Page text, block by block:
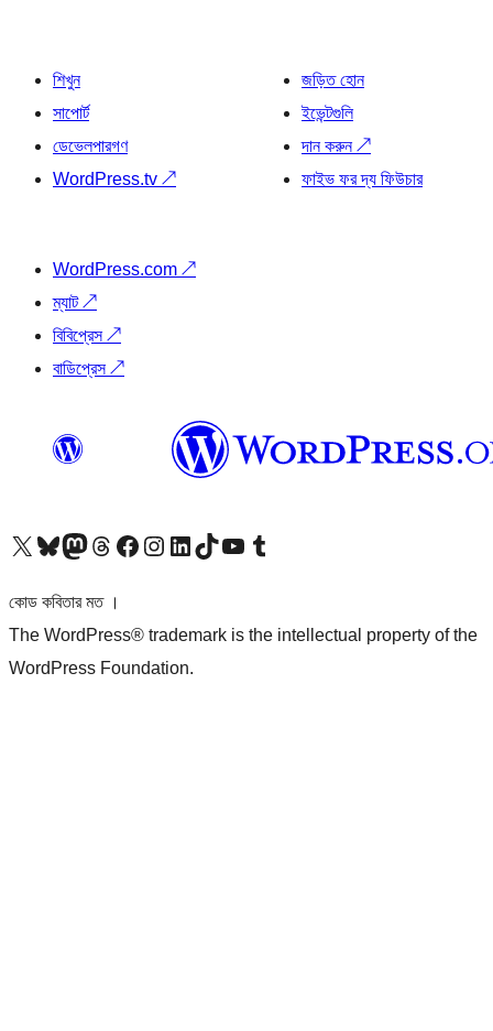
শিখুন
সাপোর্ট
ডেভেলপারগণ
WordPress.tv ↗
জড়িত হোন
ইভেন্টগুলি
দান করুন↗
ফাইভ ফর দ্য ফিউচার
WordPress.com ↗
ম্যাট↗
বিবিপ্রেস↗
বাডিপ্রেস↗
আমাদের X (আগের টুইটার) অ্যাকাউন্টে যানআমাদের Bluesky অ্যাকাউন্টটি দেখুনআমাদের মাস্টোডন অ্যাকাউন্টটি দেখুনআমাদের থ্রেডস অ্যাকাউন্টটি দেখুনআমাদের ফেসবুক পেজ দেখুনআমাদের ইন্সটাগ্রাম অ্যাকাউন্ট দেখুনআমাদের লিঙ্কডইন অ্যাকাউন্টে যানআমাদের TikTok অ্যাকাউন্টটি দেখুনআমাদের ইউটিউব চ্যানেলে যান আমাদের টাম্বলার অ্যাকাউন্ট দেখুন
কোড কবিতার মত ।
The WordPress® trademark is the intellectual property of the
WordPress Foundation.